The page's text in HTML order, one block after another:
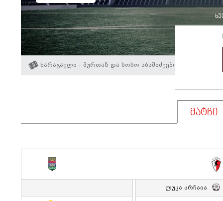
ხარაგაული - მურთაზ და სოსო აბაშიძეები
მატჩი
Ლუკა Არჩაია